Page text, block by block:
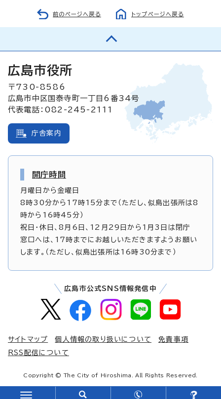
前のページへ戻る トップページへ戻る
広島市役所
〒730-8586
広島市中区国泰寺町一丁目6番34号
代表電話：082-245-2111
庁舎案内
開庁時間
月曜日から金曜日
8時30分から17時15分まで（ただし、似島出張所は8
時から16時45分）
祝日・休日、8月6日、12月29日から1月3日は閉庁
窓口へは、17時までにお越しいただきますようお願い
します。（ただし、似島出張所は16時30分まで）
広島市公式SNS情報発信中
サイトマップ 個人情報の取り扱いについて
免責事項
RSS配信について
Copyright © The City of Hiroshima. All Rights Reserved.